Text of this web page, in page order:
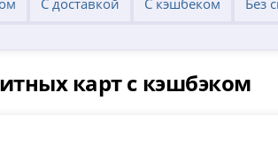
карт с кэшбэком